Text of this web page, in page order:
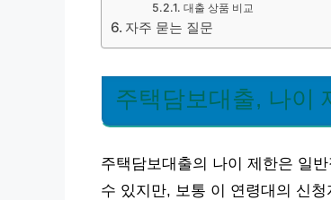
대출 상품 비교
자주 묻는 질문
주택담보대출, 나이
주택담보대출의 나이 제한은 일
수 있지만, 보통 이 연령대의 신